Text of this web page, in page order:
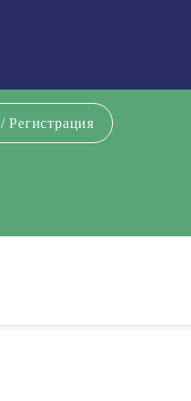
/Регистрация